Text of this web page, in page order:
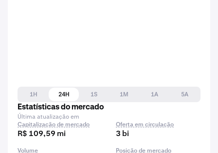
1H 24H 1S 1M 1A
5A
Estatísticas do mercado
Última atualização em
Capitalização de mercado
R$ 109,59 mi
Oferta em circulação
3 bi
Volume Posição de mercado